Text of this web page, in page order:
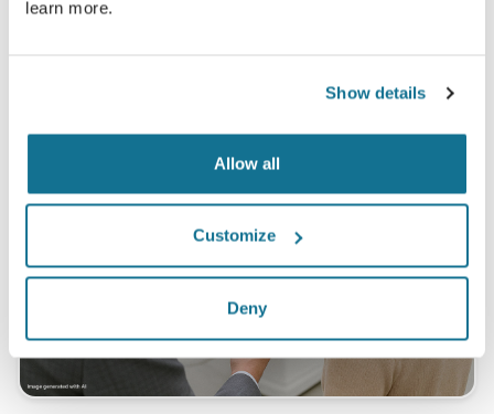
learn more.
Show details
Allow all
Customize
Deny